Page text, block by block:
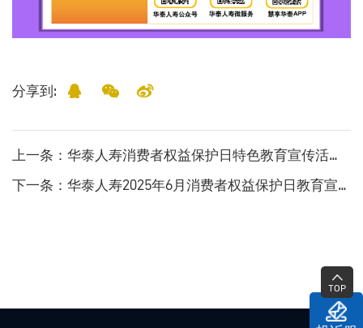
TOP
分享到:
上一条 ：华泰人寿消费者权益保护日特色教育宣传活动（2025年4月）
下一条 ：华泰人寿2025年6月消费者权益保护日教育宣传活动